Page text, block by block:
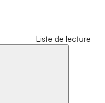
Liste de lecture